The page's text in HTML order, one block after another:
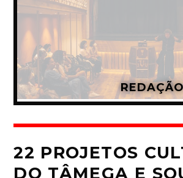
22 PROJETOS
DO TÂMEGA E